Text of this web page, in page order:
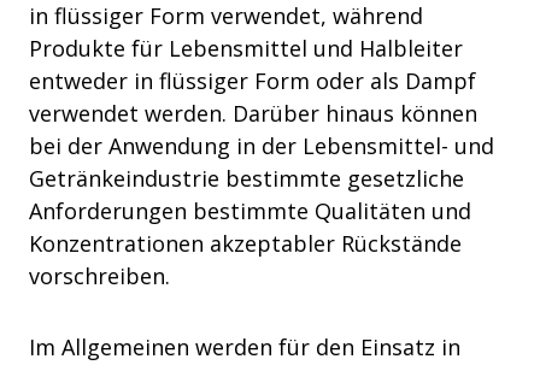
in flüssiger Form verwendet, während
Produkte für Lebensmittel und Halbleiter
entweder in flüssiger Form oder als Dampf
verwendet werden. Darüber hinaus können
bei der Anwendung in der Lebensmittel- und
Getränkeindustrie bestimmte gesetzliche
Anforderungen bestimmte Qualitäten und
Konzentrationen akzeptabler Rückstände
vorschreiben.
Im Allgemeinen werden für den Einsatz in